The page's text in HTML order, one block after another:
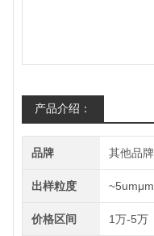
产品介绍：
品牌 其他品牌
出样粒度 ~5umμm
价格区间 1万-5万